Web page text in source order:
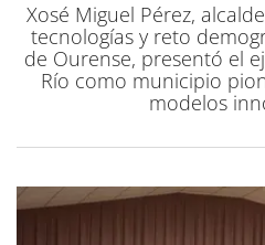
Xosé Miguel Pérez,
tecnologías y reto
de Ourense, presentó el
Río como municipio
modelos